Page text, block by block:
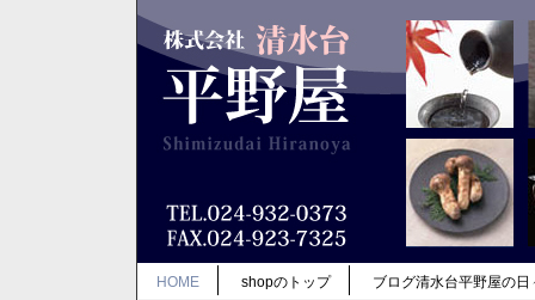
HOME shopのトップ ブログ清水台平野屋の日